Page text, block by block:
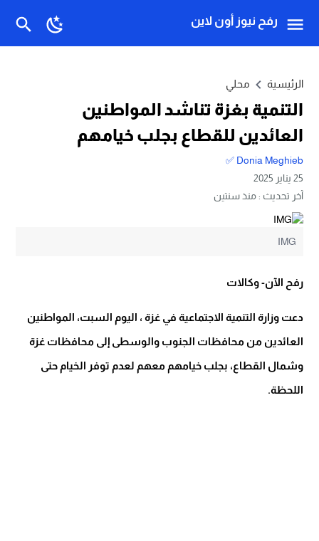
رفح نيوز أون لاين
الرئيسية محلي
التنمية بغزة تناشد المواطنين
العائدين للقطاع بجلب خيامهم
Donia Meghieb ✅
25 يناير 2025
آخر تحديث :منذ سنتين
IMG
رفح الآن- وكالات
دعت وزارة التنمية الاجتماعية في غزة ، اليوم السبت، المواطنين
العائدين من محافظات الجنوب والوسطى إلى محافظات غزة
وشمال القطاع، بجلب خيامهم معهم لعدم توفر الخيام حتى
اللحظة.